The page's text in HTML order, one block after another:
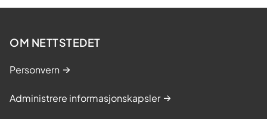
OM NETTSTEDET
Personvern
Administrere informasjonskapsler